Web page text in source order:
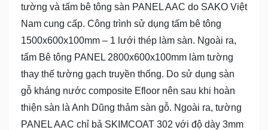
tường và tấm bê tông sàn PANEL AAC do SAKO Việt
Nam cung cấp. Công trình sử dụng tấm bê tông
1500x600x100mm – 1 lưới thép làm sàn. Ngoài ra,
tấm Bê tông PANEL 2800x600x100mm làm tường
thay thế tường gạch truyền thống. Do sử dụng sàn
gỗ kháng nước composite Efloor nên sau khi hoàn
thiện sàn là Anh Dũng thảm sàn gỗ. Ngoài ra, tường
PANEL AAC chỉ bả SKIMCOAT 302 với độ dày 3mm